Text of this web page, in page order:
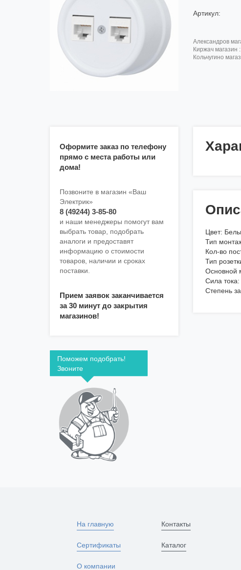
Артикул:
александров
киржач магазин :
кольчугино
Оформите заказ по телефону
прямо с места работы или
дома!
Позвоните в магазин «Ваш
Электрик»
8 (49244) 3-85-80
и наши менеджеры помогут вам
выбрать товар, подобрать
аналоги и предоставят
информацию о стоимости
товаров, наличии и сроках
поставки.
Прием заявок заканчивается
за 30 минут до закрытия
магазинов!
Поможем подобрать!
Звоните
Цвет:
Тип
Кол-во
Тип
Основной
Сила
Степень
На главную
Сертификаты
О компании
Контакты
Каталог